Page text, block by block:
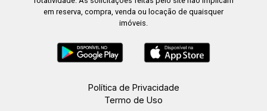
em reserva, compra, venda ou locação de quaisquer
imóveis.
Política de Privacidade
Termo de Uso